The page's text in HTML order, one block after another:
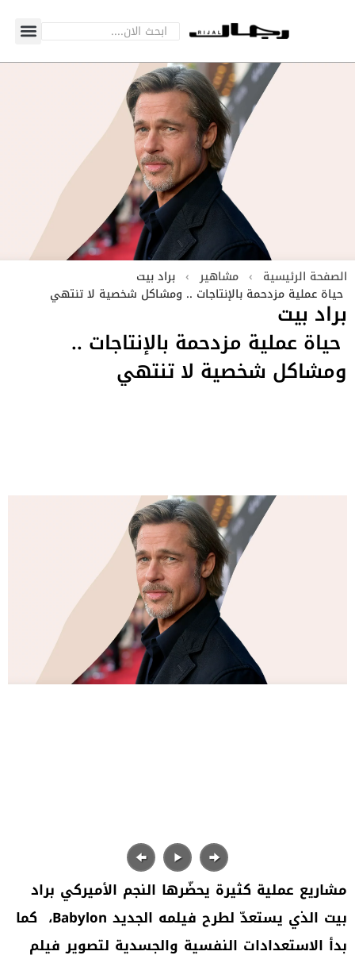
الصفحة الرئيسية › مشاهير › براد بيت
حياة عملية مزدحمة بالإنتاجات .. ومشاكل شخصية لا تنتهي
براد بيت
حياة عملية مزدحمة بالإنتاجات ..
ومشاكل شخصية لا تنتهي
مشاريع عملية كثيرة يحضّرها النجم الأميركي براد
بيت الذي يستعدّ لطرح فيلمه الجديد Babylon، كما
بدأ الاستعدادات النفسية والجسدية لتصوير فيلم